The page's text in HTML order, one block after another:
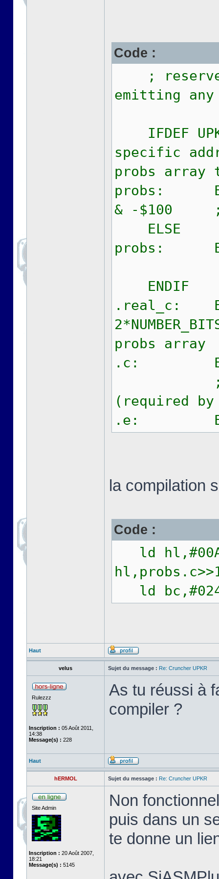
Code :
; reserve
emitting any
IFDEF
specific
probs array
probs: EQU
& -$100 ;
ELSE
probs:
ENDIF
.real_c:
probs array
.c:
;
(required
.e: EQU
la compilation
Code :
ld
ld
Haut
velus Sujet du message : Re: Cruncher UPKR
Rulezzz
Inscription : 05 Août 2011,
14:38
Message(s) : 228
As tu réussi à
compiler ?
Haut
hERMOL Sujet du message : Re: Cruncher UPKR
Site Admin
Inscription : 20 Août 2007,
18:21
Message(s) : 5145
Non
puis dans un
te donne un